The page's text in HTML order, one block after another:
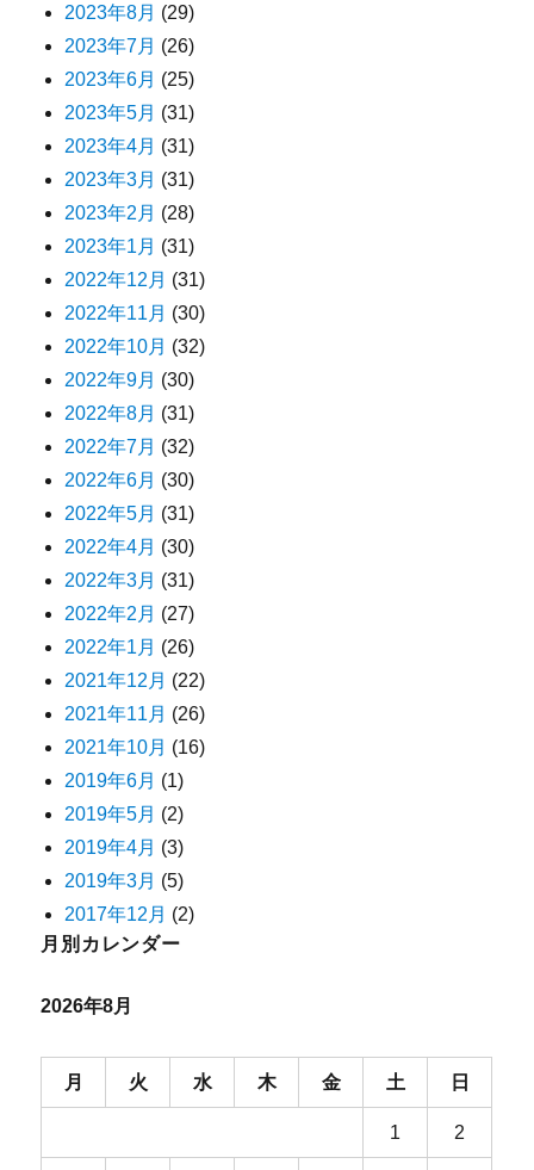
2023年8月 (29)
2023年7月 (26)
2023年6月 (25)
2023年5月 (31)
2023年4月 (31)
2023年3月 (31)
2023年2月 (28)
2023年1月 (31)
2022年12月 (31)
2022年11月 (30)
2022年10月 (32)
2022年9月 (30)
2022年8月 (31)
2022年7月 (32)
2022年6月 (30)
2022年5月 (31)
2022年4月 (30)
2022年3月 (31)
2022年2月 (27)
2022年1月 (26)
2021年12月 (22)
2021年11月 (26)
2021年10月 (16)
2019年6月 (1)
2019年5月 (2)
2019年4月 (3)
2019年3月 (5)
2017年12月 (2)
月別カレンダー
2026年8月
月 火 水 木 金 土 日
1 2